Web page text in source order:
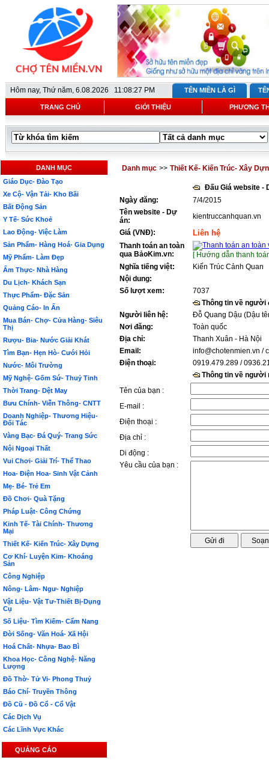
Hôm nay, Thứ năm, 6.08.2026 11:08:27 PM TÊN MIỀN LÀ GÌ
TRANG CHỦ GIỚI THIỆU PHƯƠNG
DANH MỤC
Giáo Dục- Đào Tạo
Xe Cộ- Vận Tải- Kho Bãi
Bất Động Sản
Y Tế- Sức Khoẻ
Lao Động- Việc Làm
Sản Phẩm- Hàng Hoá- Gia Dụng
Mỹ Phẩm- Làm Đẹp
Ẩm Thực- Nhà Hàng
Du Lịch- Khách Sạn
Thực Phẩm- Đặc Sản
Quảng Cáo- In Ấn
Mua Bán- Chợ- Cửa Hàng- Siêu
Thị
Rượu- Bia- Nước Giải Khát
Tìm Bạn- Hẹn Hò- Cưới Hỏi
Nước- Môi Trường
Mỹ Nghệ- Gốm Sứ- Thuỷ Tinh
Thời Trang- Dệt May
Bưu Chính- Viễn Thông- CNTT
Doanh Nghiệp- Thương Hiệu-
Đối Tác
Vàng Bạc- Đá Quý- Trang Sức
Nội Ngoại Thất
Vui Chơi- Giải Trí- Thể Thao
Hoa- Điện Hoa- Sinh Vật Cảnh
Mẹ- Bé- Trẻ Em
Đồ Chơi- Quà Tặng
Pháp Luật- Công Chứng
Kinh Tế- Tài Chính- Thương
Mại
Thiết Kế- Kiến Trúc- Xây Dựng
Cơ Khí- Luyện Kim- Khoáng
Sản
Công Nghiệp
Nông- Lâm- Ngư- Nghiệp
Vật Liệu- Vật Tư-Thiết Bị-Dụng
Cụ
Số Liệu- Tìm Kiếm- Cẩm Nang
Đời Sống- Văn Hoá- Xã Hội
Hoá Chất- Nhựa- Bao Bì
Khoa Học- Công Nghệ- Năng
Lượng
Đồ Thờ- Tử Vi- Phong Thuỷ
Báo Chí- Truyền Thông
Đồ Cũ - Đồ Cổ - Cổ Vật
Các Dịch Vụ
Các Lĩnh Vực Khác
QUẢNG CÁO
Danh mục >> Thiết Kế- Kiến Trúc- Xây
Đấu Giá website -
Ngày đăng:
7/4/2015
Tên website - Dự
án:
kientruccanhquan.vn
Giá (VNĐ):
Liên hệ
Thanh toán an toàn
qua BảoKim.vn:
[ Hướng dẫn thanh
Nghĩa tiếng việt:
Kiến Trúc Cảnh Quan
Nội dung:
Số lượt xem:
7037
Thông tin về người
Người liên hệ:
Đỗ Quang Dậu (Dậu
Nơi đăng:
Toàn quốc
Địa chỉ:
Thanh Xuân - Hà Nội
Email:
info@chotenmien.vn /
Điện thoại:
0919.479.289 /
Thông tin về người
Tên của bạn :
E-mail :
Điện thoại :
Địa chỉ :
Di động :
Yêu cầu của bạn :